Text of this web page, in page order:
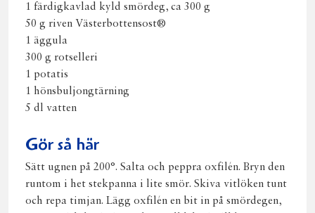
1 färdigkavlad kyld smördeg, ca 300 g
50 g riven Västerbottensost®
1 äggula
300 g rotselleri
1 potatis
1 hönsbuljongtärning
5 dl vatten
Gör så här
Sätt ugnen på 200°. Salta och peppra oxfilén. Bryn den
runtom i het stekpanna i lite smör. Skiva vitlöken tunt
och repa timjan. Lägg oxfilén en bit in på smördegen,